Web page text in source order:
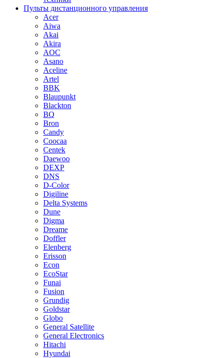
Пульты дистанционного управления
Acer
Aiwa
Akai
Akira
AOC
Asano
Aceline
Artel
BBK
Blaupunkt
Blackton
BQ
Bron
Candy
Coocaa
Centek
Daewoo
DEXP
DNS
D-Color
Digiline
Delta Systems
Dune
Digma
Dreame
Doffler
Elenberg
Erisson
Econ
EcoStar
Funai
Fusion
Grundig
Goldstar
Globo
General Satellite
General Electronics
Hitachi
Hyundai